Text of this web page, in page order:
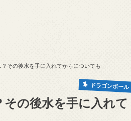
その後水を手に入れてからについても
ドラゴンボール
の後水を手に入れて